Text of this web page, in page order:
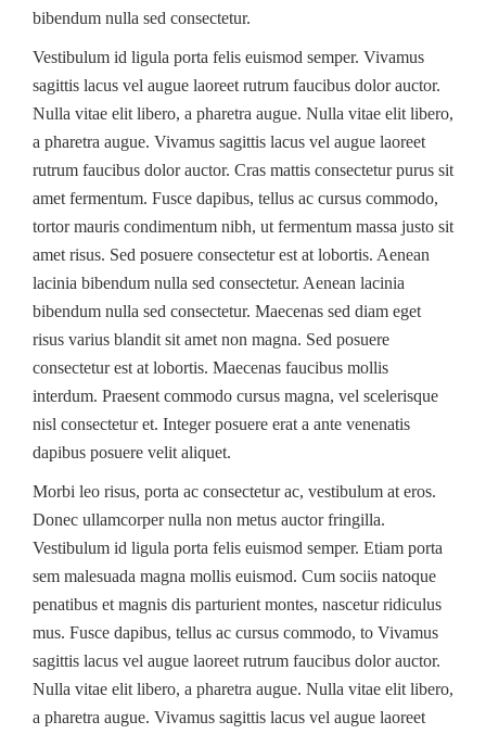
bibendum nulla sed consectetur.
Vestibulum id ligula porta felis euismod semper. Vivamus
sagittis lacus vel augue laoreet rutrum faucibus dolor auctor.
Nulla vitae elit libero, a pharetra augue. Nulla vitae elit libero,
a pharetra augue. Vivamus sagittis lacus vel augue laoreet
rutrum faucibus dolor auctor. Cras mattis consectetur purus sit
amet fermentum. Fusce dapibus, tellus ac cursus commodo,
tortor mauris condimentum nibh, ut fermentum massa justo sit
amet risus. Sed posuere consectetur est at lobortis. Aenean
lacinia bibendum nulla sed consectetur. Aenean lacinia
bibendum nulla sed consectetur. Maecenas sed diam eget
risus varius blandit sit amet non magna. Sed posuere
consectetur est at lobortis. Maecenas faucibus mollis
interdum. Praesent commodo cursus magna, vel scelerisque
nisl consectetur et. Integer posuere erat a ante venenatis
dapibus posuere velit aliquet.
Morbi leo risus, porta ac consectetur ac, vestibulum at eros.
Donec ullamcorper nulla non metus auctor fringilla.
Vestibulum id ligula porta felis euismod semper. Etiam porta
sem malesuada magna mollis euismod. Cum sociis natoque
penatibus et magnis dis parturient montes, nascetur ridiculus
mus. Fusce dapibus, tellus ac cursus commodo, to Vivamus
sagittis lacus vel augue laoreet rutrum faucibus dolor auctor.
Nulla vitae elit libero, a pharetra augue. Nulla vitae elit libero,
a pharetra augue. Vivamus sagittis lacus vel augue laoreet